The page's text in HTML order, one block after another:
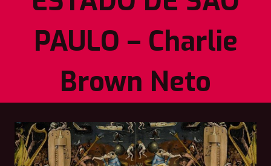
PAULO – Charlie
Brown Neto